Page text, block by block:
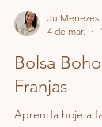
Ju Menezes
4 de mar.